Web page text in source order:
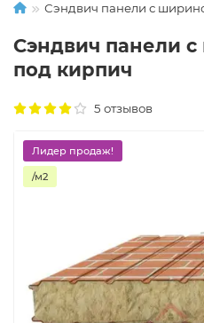
Сэндвич панели с
Сэндвич панели
под кирпич
5 отзывов
Лидер продаж!
/м2